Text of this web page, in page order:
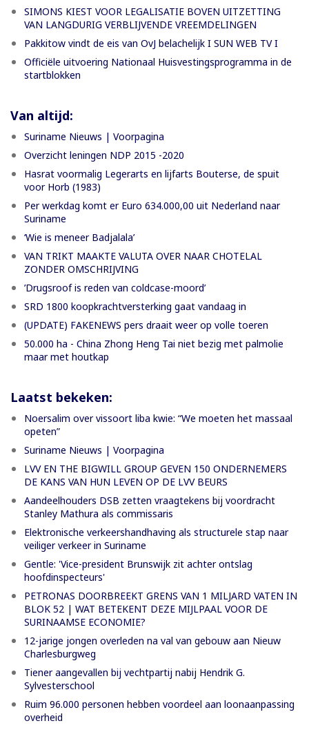
SIMONS KIEST VOOR LEGALISATIE BOVEN UITZETTING
VAN LANGDURIG VERBLIJVENDE VREEMDELINGEN
Pakkitow vindt de eis van OvJ belachelijk I SUN WEB TV I
Officiële uitvoering Nationaal Huisvestingsprogramma in de
startblokken
Van altijd:
Suriname Nieuws | Voorpagina
Overzicht leningen NDP 2015 -2020
Hasrat voormalig Legerarts en lijfarts Bouterse, de spuit
voor Horb (1983)
Per werkdag komt er Euro 634.000,00 uit Nederland naar
Suriname
‘Wie is meneer Badjalala’
VAN TRIKT MAAKTE VALUTA OVER NAAR CHOTELAL
ZONDER OMSCHRIJVING
’Drugsroof is reden van coldcase-moord’
SRD 1800 koopkrachtversterking gaat vandaag in
(UPDATE) FAKENEWS pers draait weer op volle toeren
50.000 ha - China Zhong Heng Tai niet bezig met palmolie
maar met houtkap
Laatst bekeken:
Noersalim over vissoort liba kwie: “We moeten het massaal
opeten”
Suriname Nieuws | Voorpagina
LVV EN THE BIGWILL GROUP GEVEN 150 ONDERNEMERS
DE KANS VAN HUN LEVEN OP DE LVV BEURS
Aandeelhouders DSB zetten vraagtekens bij voordracht
Stanley Mathura als commissaris
Elektronische verkeershandhaving als structurele stap naar
veiliger verkeer in Suriname
Gentle: 'Vice-president Brunswijk zit achter ontslag
hoofdinspecteurs'
PETRONAS DOORBREEKT GRENS VAN 1 MILJARD VATEN IN
BLOK 52 | WAT BETEKENT DEZE MIJLPAAL VOOR DE
SURINAAMSE ECONOMIE?
12-jarige jongen overleden na val van gebouw aan Nieuw
Charlesburgweg
Tiener aangevallen bij vechtpartij nabij Hendrik G.
Sylvesterschool
Ruim 96.000 personen hebben voordeel aan loonaanpassing
overheid